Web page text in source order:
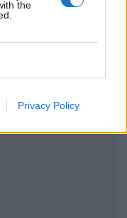
the
Privacy Policy